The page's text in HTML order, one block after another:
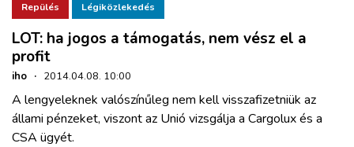
Repülés Légiközlekedés
LOT: ha jogos a támogatás, nem vész el a
profit
iho · 2014.04.08. 10:00
A lengyeleknek valószínűleg nem kell visszafizetniük az
állami pénzeket, viszont az Unió vizsgálja a Cargolux és a
CSA ügyét.